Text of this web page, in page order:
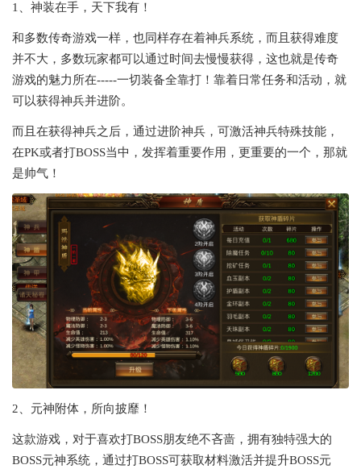
1、神装在手，天下我有！
和多数传奇游戏一样，也同样存在着神兵系统，而且获得难度
并不大，多数玩家都可以通过时间去慢慢获得，这也就是传奇
游戏的魅力所在-----一切装备全靠打！靠着日常任务和活动，就
可以获得神兵并进阶。
而且在获得神兵之后，通过进阶神兵，可激活神兵特殊技能，
在PK或者打BOSS当中，发挥着重要作用，更重要的一个，那就
是帅气！
2、元神附体，所向披靡！
这款游戏，对于喜欢打BOSS朋友绝不吝啬，拥有独特强大的
BOSS元神系统，通过打BOSS可获取材料激活并提升BOSS元